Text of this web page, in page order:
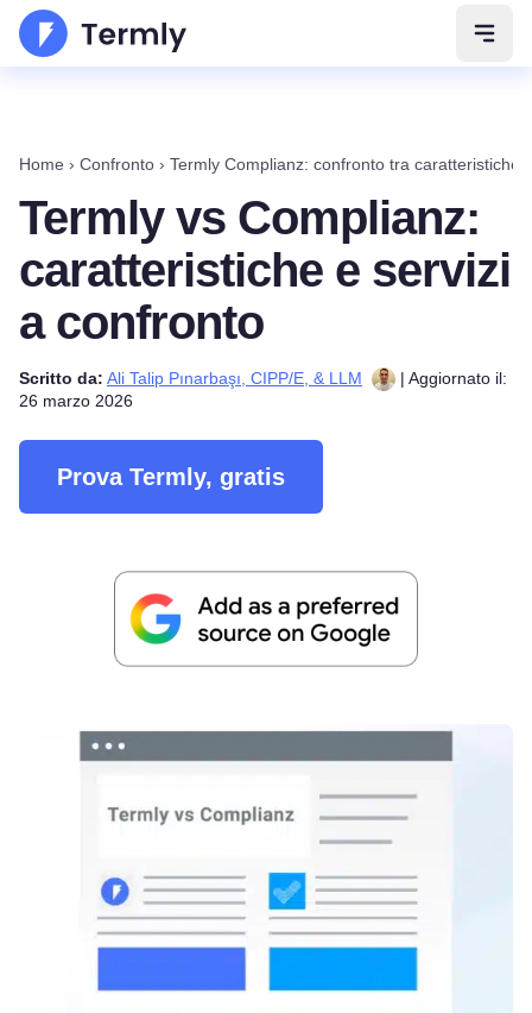
Apri
Home › Confronto › Termly Complianz: confronto tra caratteristiche
Termly vs Complianz:
caratteristiche e servizi
a confronto
Scritto da: Ali Talip Pınarbaşı, CIPP/E, & LLM
| Aggiornato il:
26 marzo 2026
Prova Termly, gratis